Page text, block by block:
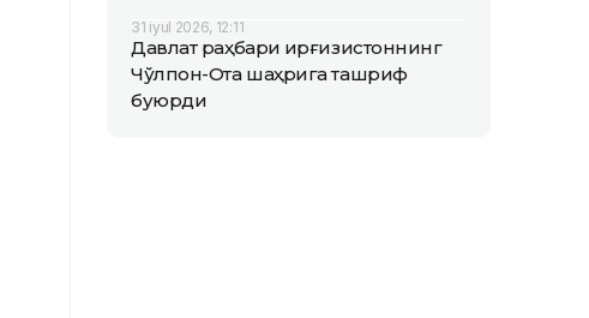
31 iyul 2026, 12:11
Давлат раҳбари Қирғизистоннинг
Чўлпон-Ота шаҳрига ташриф
буюрди